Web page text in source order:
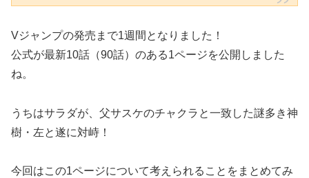
Vジャンプの発売まで1週間となりました！
公式が最新10話（90話）のある1ページを公開しました
ね。
うちはサラダが、父サスケのチャクラと一致した謎多き神
樹・左と遂に対峙！
今回はこの1ページについて考えられることをまとめてみ